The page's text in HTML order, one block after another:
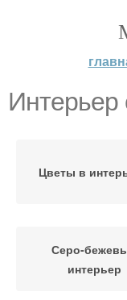
Интерьер
Цветы в
Серо-
интерьер